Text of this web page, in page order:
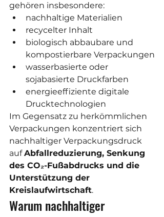
gehören insbesondere:
nachhaltige Materialien
recycelter Inhalt
biologisch abbaubare und
kompostierbare Verpackungen
wasserbasierte oder
sojabasierte Druckfarben
energieeffiziente digitale
Drucktechnologien
Im Gegensatz zu herkömmlichen
Verpackungen konzentriert sich
nachhaltiger Verpackungsdruck
auf Abfallreduzierung, Senkung
des CO₂-Fußabdrucks und die
Unterstützung der
Kreislaufwirtschaft.
Warum nachhaltiger